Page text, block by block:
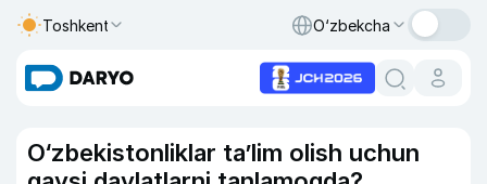
Toshkent O‘zbekcha
O‘zbekistonliklar ta’lim olish uchun